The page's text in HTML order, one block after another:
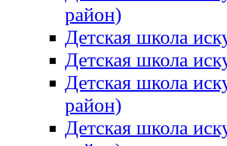
район)
Детская школа
Детская школа
Детская школа
район)
Детская школа